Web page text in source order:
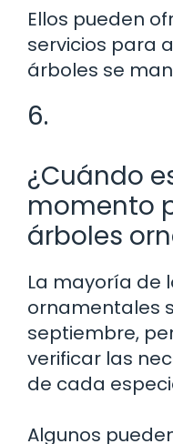
Ellos pueden
servicios para
árboles se
6.
¿Cuándo
momento
árboles
La mayoría de
ornamentales
septiembre,
verificar las
de cada
Algunos